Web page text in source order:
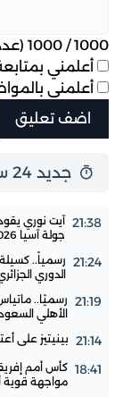
1000
/
1000
أعلمني
أعلمني
جديد 24 ساعة
21:38 آيت نوري
جولة آسيا 2026
21:24 رسمياً..
الدوري
21:19 رسميًا..
الأهلي
21:14 بينيتيز على
18:41
مواجهة قوية